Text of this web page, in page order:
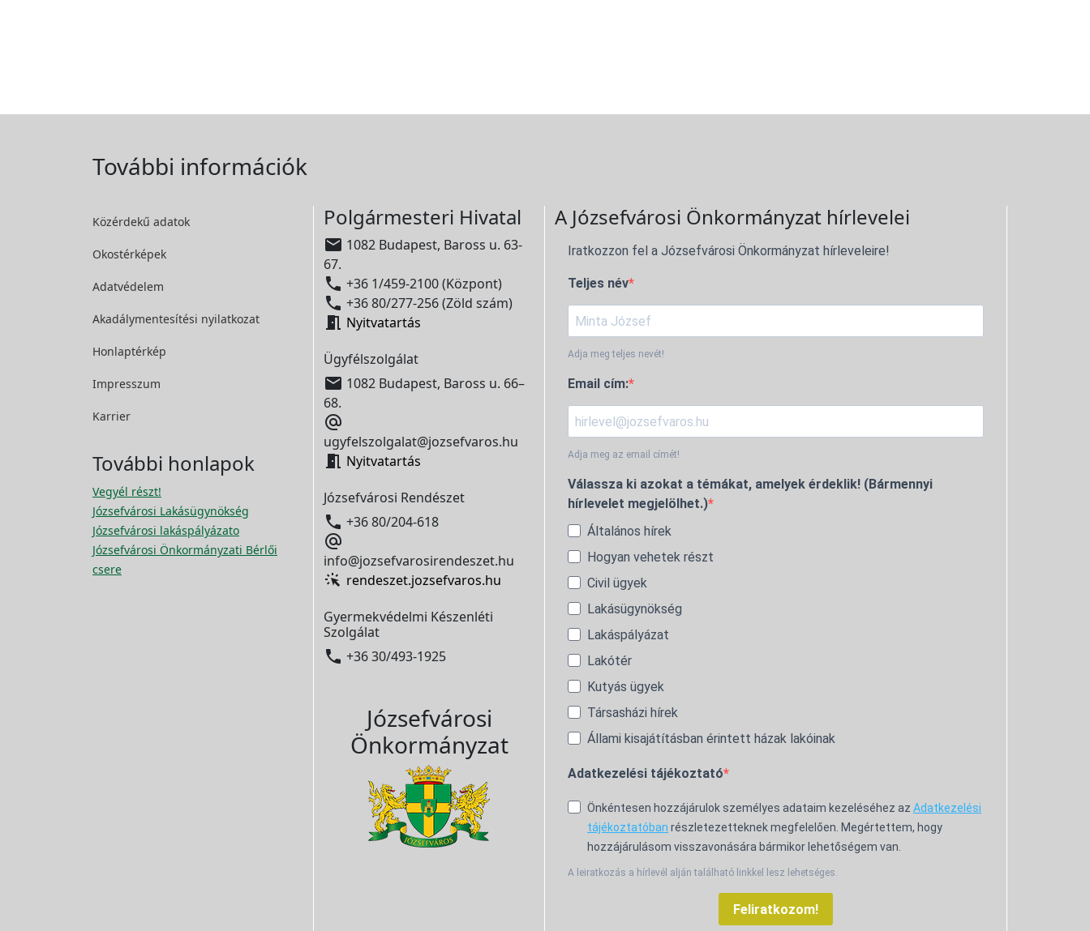
További információk
Közérdekű adatok
Okostérképek
Adatvédelem
Akadálymentesítési nyilatkozat
Honlaptérkép
Impresszum
Karrier
További honlapok
Vegyél részt!
Józsefvárosi Lakásügynökség
Józsefvárosi lakáspályázato
Józsefvárosi Önkormányzati Bérlői
csere
Polgármesteri Hivatal
 1082 Budapest, Baross u. 63-
67.
 +36 1/459-2100 (Központ)
 +36 80/277-256 (Zöld szám)
 Nyitvatartás
Ügyfélszolgálat
 1082 Budapest, Baross u. 66–
68.

ugyfelszolgalat@jozsefvaros.hu
 Nyitvatartás
Józsefvárosi Rendészet
 +36 80/204-618

info@jozsefvarosirendeszet.hu
rendeszet.jozsefvaros.hu
Gyermekvédelmi Készenléti
Szolgálat
 +36 30/493-1925
Józsefvárosi
Önkormányzat
A Józsefvárosi Önkormányzat hírlevelei
Iratkozzon fel a Józsefvárosi Önkormányzat hírleveleire!
Teljes név
Adja meg teljes nevét!
Email cím:
Adja meg az email címét!
Válassza ki azokat a témákat, amelyek érdeklik! (Bármennyi
hírlevelet megjelölhet.)
Általános hírek
Hogyan vehetek részt
Civil ügyek
Lakásügynökség
Lakáspályázat
Lakótér
Kutyás ügyek
Társasházi hírek
Állami kisajátításban érintett házak lakóinak
Adatkezelési tájékoztató
Önkéntesen hozzájárulok személyes adataim kezeléséhez az Adatkezelési
tájékoztatóban részletezetteknek megfelelően. Megértettem, hogy
hozzájárulásom visszavonására bármikor lehetőségem van.
A leiratkozás a hírlevél alján található linkkel lesz lehetséges.
Feliratkozom!